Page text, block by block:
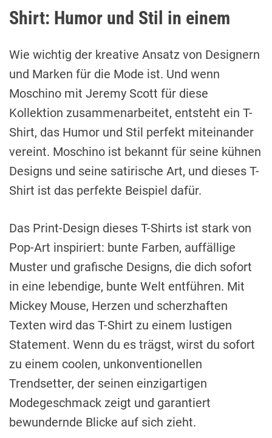
Shirt: Humor und Stil in einem
Wie wichtig der kreative Ansatz von Designern
und Marken für die Mode ist. Und wenn
Moschino mit Jeremy Scott für diese
Kollektion zusammenarbeitet, entsteht ein T-
Shirt, das Humor und Stil perfekt miteinander
vereint. Moschino ist bekannt für seine kühnen
Designs und seine satirische Art, und dieses T-
Shirt ist das perfekte Beispiel dafür.
Das Print-Design dieses T-Shirts ist stark von
Pop-Art inspiriert: bunte Farben, auffällige
Muster und grafische Designs, die dich sofort
in eine lebendige, bunte Welt entführen. Mit
Mickey Mouse, Herzen und scherzhaften
Texten wird das T-Shirt zu einem lustigen
Statement. Wenn du es trägst, wirst du sofort
zu einem coolen, unkonventionellen
Trendsetter, der seinen einzigartigen
Modegeschmack zeigt und garantiert
bewundernde Blicke auf sich zieht.